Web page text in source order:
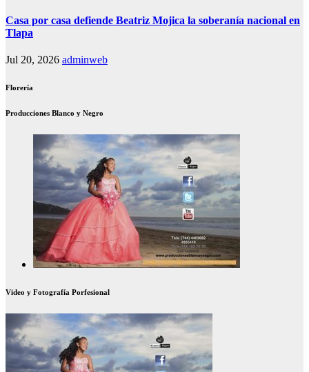
Casa por casa defiende Beatriz Mojica la soberanía nacional en
Tlapa
Jul 20, 2026 adminweb
Florería
Producciones Blanco y Negro
Video y Fotografía Porfesional